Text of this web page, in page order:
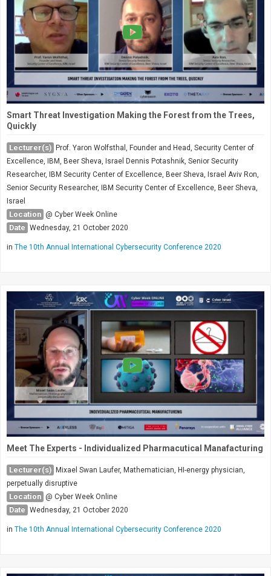
Smart Threat Investigation Making the Forest from the Trees,
Quickly
Lecturer(s)
Prof. Yaron Wolfsthal, Founder and Head, Security Center of
Excellence, IBM, Beer Sheva, Israel Dennis Potashnik, Senior Security
Researcher, IBM Security Center of Excellence, Beer Sheva, Israel Aviv Ron,
Senior Security Researcher, IBM Security Center of Excellence, Beer Sheva,
Israel
Location @ Cyber Week Online
Date Wednesday, 21 October 2020
in The 10th Annual International Cybersecurity Conference 2020
Meet The Experts - Individualized Pharmacutical Manafacturing
Lecturer(s) Mixael Swan Laufer, Mathematician, HI-energy physician,
perpetually disruptive
Location @ Cyber Week Online
Date Wednesday, 21 October 2020
in The 10th Annual International Cybersecurity Conference 2020